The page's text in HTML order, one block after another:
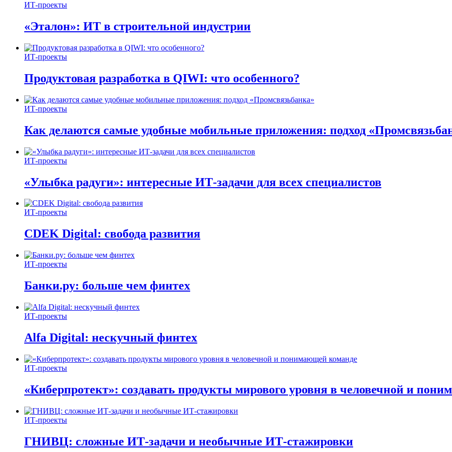
ИТ-проекты
«Эталон»: ИТ в строительной индустрии
ИТ-проекты
Продуктовая разработка в QIWI: что особенного?
ИТ-проекты
Как делаются самые удобные мобильные приложения: подход
ИТ-проекты
«Улыбка радуги»: интересные ИТ-задачи для всех специалистов
ИТ-проекты
CDEK Digital: свобода развития
ИТ-проекты
Банки.ру: больше чем финтех
ИТ-проекты
Alfa Digital: нескучный финтех
ИТ-проекты
«Киберпротект»: создавать продукты мирового уровня в человечной и
ИТ-проекты
ГНИВЦ: сложные ИТ‑задачи и необычные ИТ‑стажировки